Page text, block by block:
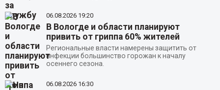
06.08.2026 19:20
В Вологде и области планируют
привить от гриппа 60% жителей
Региональные власти намерены защитить от
инфекции большинство горожан к началу
осеннего сезона.
06.08.2026 16:30